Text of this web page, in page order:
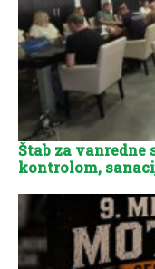
Štab za vanredne
kontrolom,